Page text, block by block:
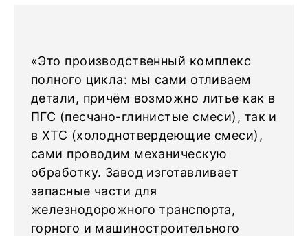
«Это производственный комплекс
полного цикла: мы сами отливаем
детали, причём возможно литье как в
ПГС (песчано-глинистые смеси), так и
в ХТС (холоднотвердеющие смеси),
сами проводим механическую
обработку. Завод изготавливает
запасные части для
железнодорожного транспорта,
горного и машиностроительного